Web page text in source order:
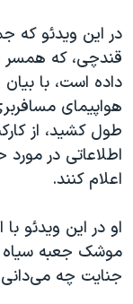
اسرائیل در جنگ
نرگس محمدی
همایش
صفحه‌های ویژه
سفر پرزیدنت
قندچی، که همسر
داده است، با
طول کشید، از
اطلاعاتی در مورد
اعلام کنند.
موشک جعبه سیاه
جنایت چه